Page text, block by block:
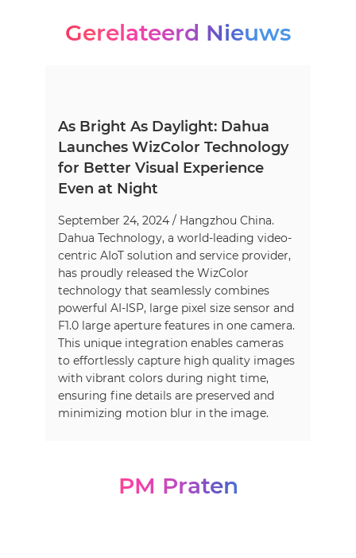
Gerelateerd Nieuws
As Bright As Daylight: Dahua
Launches WizColor Technology
for Better Visual Experience
Even at Night
September 24, 2024 / Hangzhou China.
Dahua Technology, a world-leading video-
centric AIoT solution and service provider,
has proudly released the WizColor
technology that seamlessly combines
powerful AI-ISP, large pixel size sensor and
F1.0 large aperture features in one camera.
This unique integration enables cameras
to effortlessly capture high quality images
with vibrant colors during night time,
ensuring fine details are preserved and
minimizing motion blur in the image.
PM Praten